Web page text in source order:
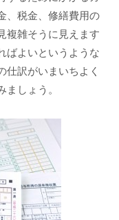
、税金、修繕費用の
複雑そうに見えます
ばよいというような
仕訳がいまいちよく
しょう。